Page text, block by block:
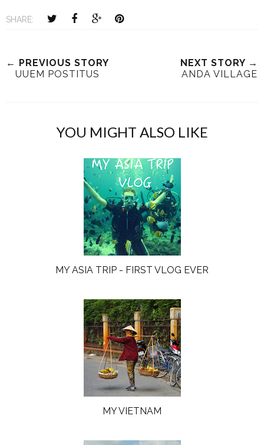
SHARE:
← PREVIOUS STORY
UUEM POSTITUS
NEXT STORY →
ANDA VILLAGE
YOU MIGHT ALSO LIKE
MY ASIA TRIP - FIRST VLOG EVER
MY VIETNAM